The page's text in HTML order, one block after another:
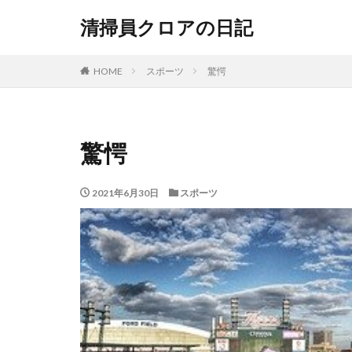
清掃員クロアの日記
HOME スポーツ 驚愕
驚愕
2021年6月30日 スポーツ